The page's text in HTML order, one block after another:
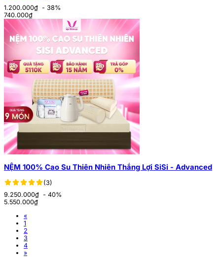
1.200.000₫ - 38%
740.000₫
NỆM 100% Cao Su Thiên Nhiên Thắng Lợi SiSi - Advanced
(3)
9.250.000₫ - 40%
5.550.000₫
«
1
2
3
4
»